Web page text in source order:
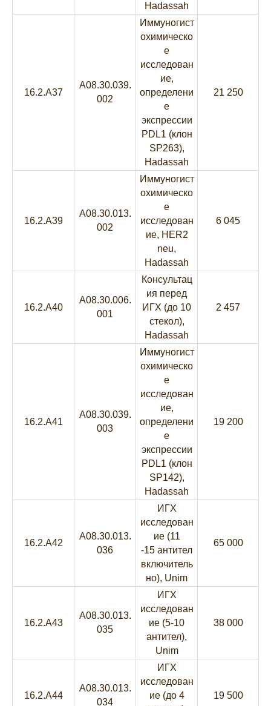
Hadassah
16.2.A37
A08.30.039.
002
Иммуногист
охимическо
е
исследован
ие,
определени
е
экспрессии
PDL1 (клон
SP263),
Hadassah
21 250
16.2.A39
A08.30.013.
002
Иммуногист
охимическо
е
исследован
ие, HER2
neu,
Hadassah
6 045
16.2.A40
A08.30.006.
001
Консультац
ия перед
ИГХ (до 10
стекол),
Hadassah
2 457
16.2.A41
A08.30.039.
003
Иммуногист
охимическо
е
исследован
ие,
определени
е
экспрессии
PDL1 (клон
SP142),
Hadassah
19 200
16.2.A42
A08.30.013.
036
ИГХ
исследован
ие (11
-15 антител
включитель
но), Unim
65 000
16.2.A43
A08.30.013.
035
ИГХ
исследован
ие (5-10
антител),
Unim
38 000
16.2.A44
A08.30.013.
034
ИГХ
исследован
ие (до 4
19 500